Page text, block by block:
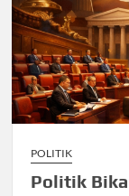
POLITIK
Politik